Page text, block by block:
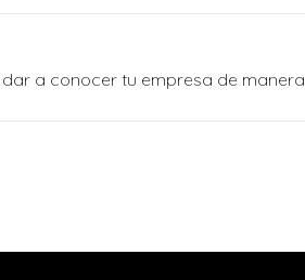
a conocer tu empresa de